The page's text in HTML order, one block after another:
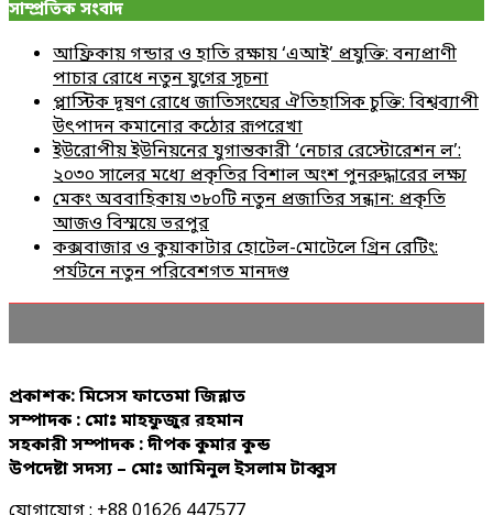
সাম্প্রতিক সংবাদ
আফ্রিকায় গন্ডার ও হাতি রক্ষায় ‘এআই’ প্রযুক্তি: বন্যপ্রাণী
পাচার রোধে নতুন যুগের সূচনা
প্লাস্টিক দূষণ রোধে জাতিসংঘের ঐতিহাসিক চুক্তি: বিশ্বব্যাপী
উৎপাদন কমানোর কঠোর রূপরেখা
ইউরোপীয় ইউনিয়নের যুগান্তকারী ‘নেচার রেস্টোরেশন ল’:
২০৩০ সালের মধ্যে প্রকৃতির বিশাল অংশ পুনরুদ্ধারের লক্ষ্য
মেকং অববাহিকায় ৩৮০টি নতুন প্রজাতির সন্ধান: প্রকৃতি
আজও বিস্ময়ে ভরপুর
কক্সবাজার ও কুয়াকাটার হোটেল-মোটেলে গ্রিন রেটিং:
পর্যটনে নতুন পরিবেশগত মানদণ্ড
প্রকাশক: মিসেস ফাতেমা জিন্নাত
সম্পাদক : মোঃ মাহফুজুর রহমান
সহকারী সম্পাদক : দীপক কুমার কুন্ড
উপদেষ্টা সদস্য – মোঃ আমিনুল ইসলাম টাব্বুস